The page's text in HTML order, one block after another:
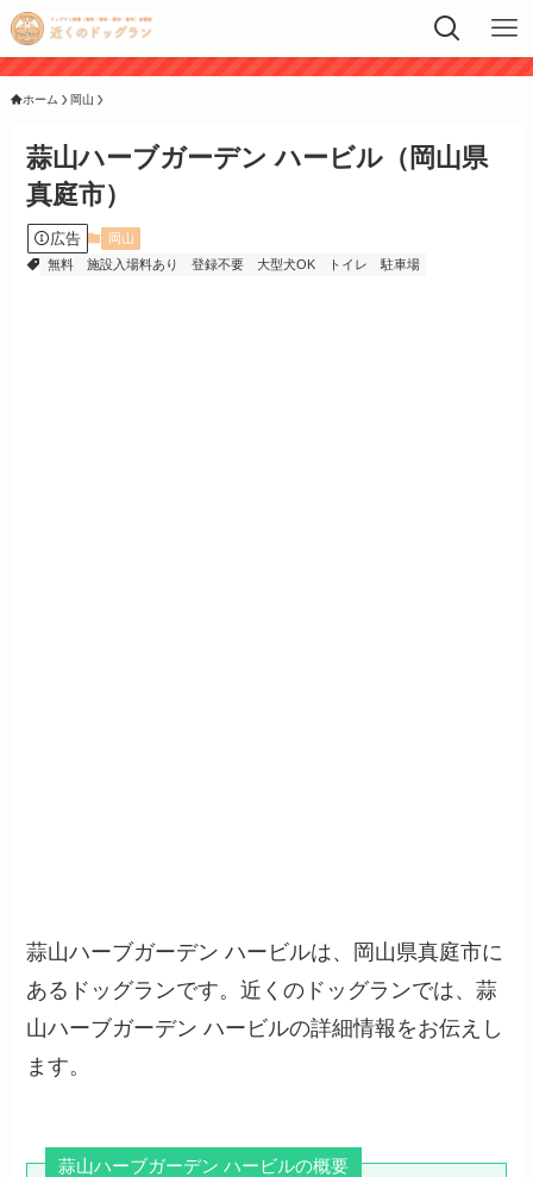
ホーム 岡山
蒜山ハーブガーデン ハービル（岡山県
真庭市）
広告
岡山
無料
施設入場料あり 登録不要 大型犬OK トイレ 駐車場
蒜山ハーブガーデン ハービルは、岡山県真庭市に
あるドッグランです。近くのドッグランでは、蒜
山ハーブガーデン ハービルの詳細情報をお伝えし
ます。
蒜山ハーブガーデン ハービルの概要